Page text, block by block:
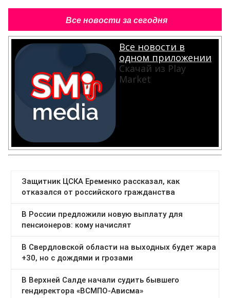
Все новости за сегодня
Все новости в
одном приложении
Скачай из Play
Market